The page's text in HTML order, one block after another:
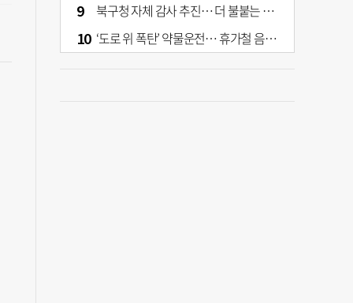
북구청 자체 감사 추진… 더 불붙는 북구 신청사 갈등
‘도로 위 폭탄’ 약물운전… 휴가철 음주와 병행 단속 [교통안전, 시민이 만든다]